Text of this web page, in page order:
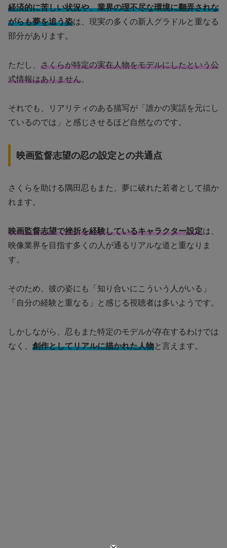
経済的に苦しい状況や、業界の理不尽な環境に翻弄されな
がらも夢を追う姿は、現実の多くの新人グラドルと重なる
部分があります。
ただし、 さくらが特定の実在人物をモデルにしたという公
式情報はありません。
それでも、リアリティのある描写が「誰かの実話を元にし
ているのでは」と感じさせるほど自然なのです。
映画監督志望の忍の設定との共通点
さくらを助ける隅田忍もまた、夢に破れた若者として描か
れます。
映画監督志望で挫折を経験しているキャラクター設定は、
映像業界を目指す多くの人が通るリアルな道と重なりま
す。
そのため、彼の姿にも「知り合いにこういう人がいる」
「自分の経験と重なる」と感じる視聴者は多いようです。
しかしながら、忍もまた特定のモデルが存在するわけでは
なく、 創作としてリアルに描かれた人物と言えます。